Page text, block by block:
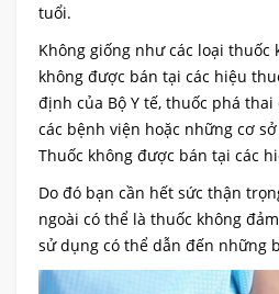
tuổi.
Không giống như các loại thuốc
không được bán tại các hiệu
định của Bộ Y tế, thuốc phá
các bệnh viện hoặc những cơ
Thuốc không được bán tại các
Do đó bạn cần hết sức thận
ngoài có thể là thuốc không
sử dụng có thể dẫn đến những